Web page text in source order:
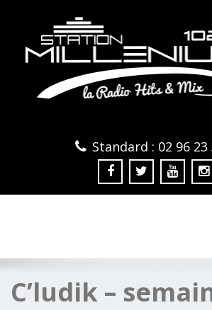
Standard : 02 96 23
C’ludik –